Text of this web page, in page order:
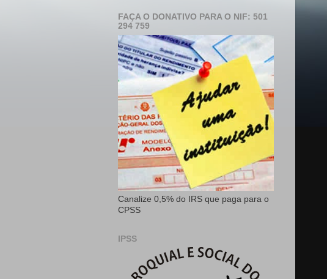
FAÇA O DONATIVO PARA O NIF: 501
294 759
Canalize 0,5% do IRS que paga para o
CPSS
IPSS